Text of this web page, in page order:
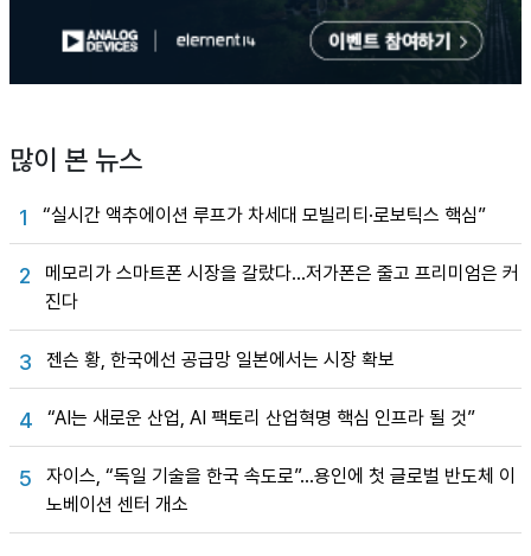
많이 본 뉴스
1 “실시간 액추에이션 루프가 차세대 모빌리티·로보틱스 핵심”
2
메모리가 스마트폰 시장을 갈랐다…저가폰은 줄고 프리미엄은 커
진다
3 젠슨 황, 한국에선 공급망 일본에서는 시장 확보
4 “AI는 새로운 산업, AI 팩토리 산업혁명 핵심 인프라 될 것”
5
자이스, “독일 기술을 한국 속도로”…용인에 첫 글로벌 반도체 이
노베이션 센터 개소